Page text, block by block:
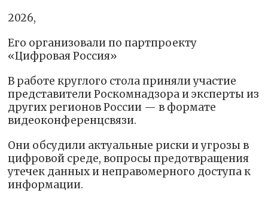
2026,
Его организовали по партпроекту
«Цифровая Россия»
В работе круглого стола приняли участие
представители Роскомнадзора и эксперты из
других регионов России — в формате
видеоконференцсвязи.
Они обсудили актуальные риски и угрозы в
цифровой среде, вопросы предотвращения
утечек данных и неправомерного доступа к
информации.